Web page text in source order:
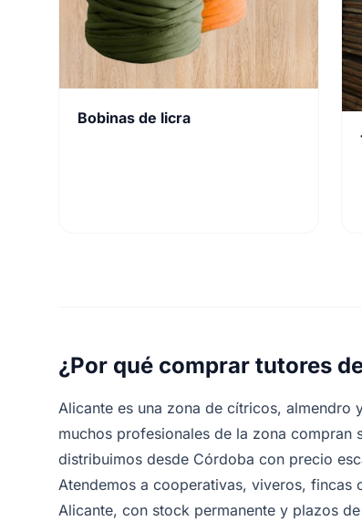
Bobinas de licra
¿Por qué comprar tutores
Alicante es una zona de cítricos, almendro
muchos profesionales de la zona
distribuimos desde Córdoba con precio
Atendemos a cooperativas, viveros,
Alicante, con stock permanente y plazos